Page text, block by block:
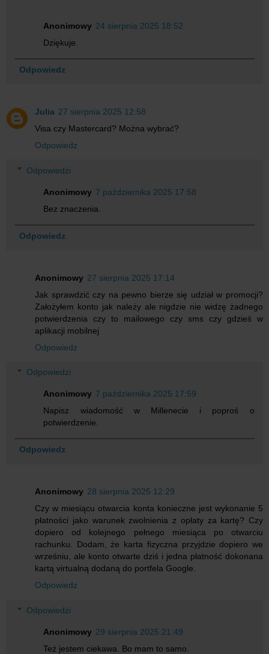
Anonimowy 24 sierpnia 2025 18:52
Dziękuje.
Odpowiedz
Julia 27 sierpnia 2025 12:58
Visa czy Mastercard? Można wybrać?
Odpowiedz
Odpowiedzi
Anonimowy 7 października 2025 17:58
Bez znaczenia.
Odpowiedz
Anonimowy 27 sierpnia 2025 17:14
Jak sprawdzić czy na pewno bierze się udział w promocji?
Założyłem konto jak należy ale nigdzie nie widzę żadnego
potwierdzenia czy to mailowego czy sms czy gdzieś w
aplikacji mobilnej
Odpowiedz
Odpowiedzi
Anonimowy 7 października 2025 17:59
Napisz wiadomość w Millenecie i poproś o
potwierdzenie.
Odpowiedz
Anonimowy 28 sierpnia 2025 12:29
Czy w miesiącu otwarcia konta konieczne jest wykonanie 5
płatności jako warunek zwolnienia z opłaty za kartę? Czy
dopiero od kolejnego pełnego miesiąca po otwarciu
rachunku. Dodam, że karta fizyczna przyjdzie dopiero we
wrześniu, ale konto otwarte dziś i jedna płatność dokonana
kartą virtualną dodaną do portfela Google.
Odpowiedz
Odpowiedzi
Anonimowy 29 sierpnia 2025 21:49
Też jestem ciekawa. Bo mam to samo.